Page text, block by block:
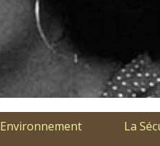
Environnement
La